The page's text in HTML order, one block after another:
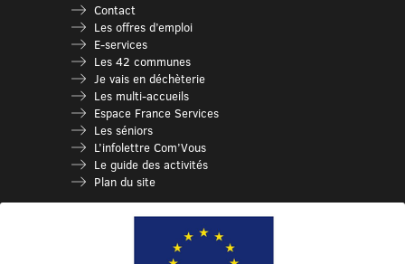
Contact
Les offres d’emploi
E-services
Les 42 communes
Je vais en déchèterie
Les multi-accueils
Espace France Services
Les séniors
L’infolettre Com’Vous
Le guide des activités
Plan du site